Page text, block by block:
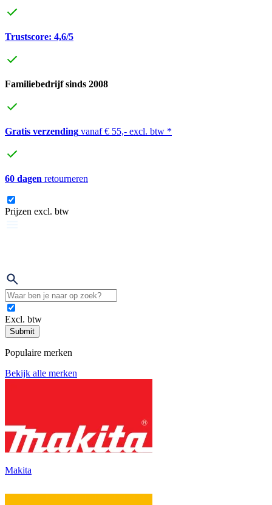
Trustscore: 4,6/5
Familiebedrijf sinds 2008
Gratis verzending vanaf € 55,- excl. btw *
60 dagen retourneren
Prijzen excl. btw
Excl. btw
Submit
Populaire merken
Bekijk alle merken
Makita